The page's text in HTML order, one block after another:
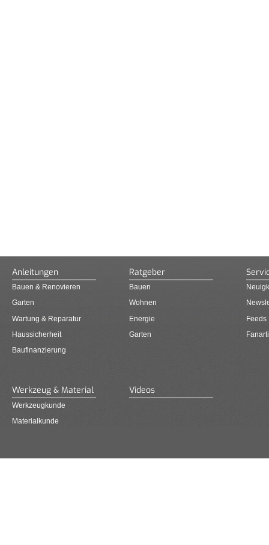
Anleitungen
Bauen & Renovieren
Garten
Wartung & Reparatur
Haussicherheit
Baufinanzierung
Ratgeber
Bauen
Wohnen
Energie
Garten
Feeds
Werkzeug & Material
Werkzeugkunde
Materialkunde
Videos